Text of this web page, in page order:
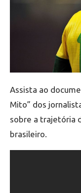
Assista ao
Mito” dos
sobre a trajetória
brasileiro.